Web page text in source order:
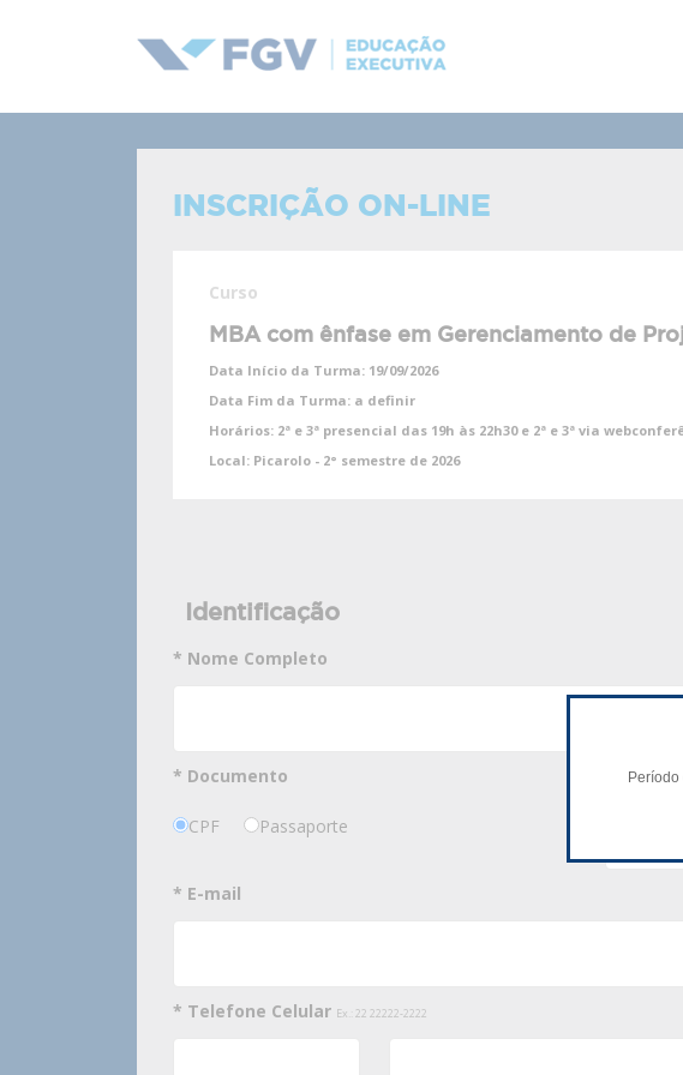
INSCRIÇÃO ON-LINE
Curso
MBA com ênfase em Gerenciamento de
Data Início da Turma: 19/09/2026
Data Fim da Turma: a definir
Horários: 2ª e 3ª presencial das 19h às 22h30 e 2ª e 3ª via
Local: Picarolo - 2° semestre de 2026
Identificação
* Nome Completo
* Documento
CPF Passaporte
*
* E-mail
* Telefone Celular Ex.: 22 22222-2222